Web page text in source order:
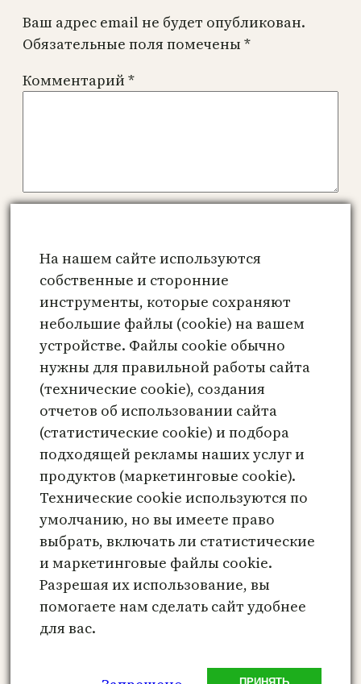
Ваш адрес email не будет опубликован.
Обязательные поля помечены *
Комментарий *
Email*
Сайт
Сохранить моё имя, email и адрес сайта
в этом браузере для последующих моих
комментариев.
Этот сайт использует Akismet для борьбы
со спамом.Узнайте, как обрабатываются
ваши данные комментариев.
Метафорические карты онлайн –
На нашем сайте используются
собственные и сторонние
инструменты, которые сохраняют
небольшие файлы (cookie) на вашем
устройстве. Файлы cookie обычно
нужны для правильной работы сайта
(технические cookie), создания
отчетов об использовании сайта
(статистические cookie) и подбора
подходящей рекламы наших услуг и
продуктов (маркетинговые cookie).
Технические cookie используются по
умолчанию, но вы имеете право
выбрать, включать ли статистические
и маркетинговые файлы cookie.
Разрешая их использование, вы
помогаете нам сделать сайт удобнее
для вас.